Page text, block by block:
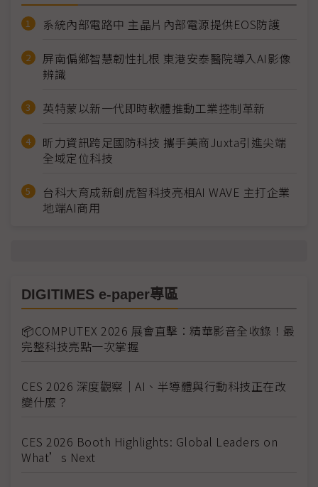
系統內部電路中 主晶片內部電源提供EOS防護
屏南偏鄉智慧韌性扎根 東港安泰醫院導入AI影像
辨識
英特蒙以新一代即時軟體推動工業控制革新
昕力資訊跨足國防科技 攜手美商Juxta引進尖端
全域定位科技
台科大育成新創虎智科技亮相AI WAVE 主打企業
地端AI商用
DIGITIMES e-paper專區
📦COMPUTEX 2026 展會直擊：精華影音全收錄！最
完整科技亮點一次掌握
CES 2026 深度觀察｜AI、半導體與行動科技正在改
變什麼？
CES 2026 Booth Highlights: Global Leaders on
What’s Next